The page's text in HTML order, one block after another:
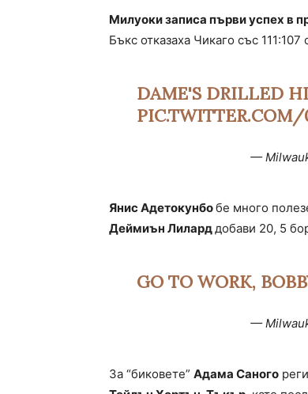
Милуоки записа първи успех в
Бъкс отказаха Чикаго със
DAME'S DRILLED
PIC.TWITTER.COM/
—
Янис Адетокунбобе много
Деймиън Лиларддобави 20, 5
GO TO WORK,
—
За “биковете” Адама Саного